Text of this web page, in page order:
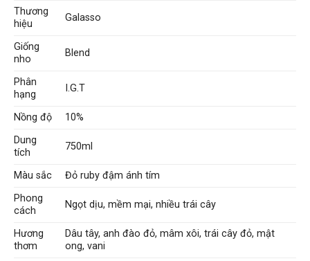
Thương
hiệu
Galasso
Giống
nho
Blend
Phân
hạng
I.G.T
Nồng độ
10%
Dung
tích
750ml
Màu sắc
Đỏ ruby đậm ánh tím
Phong
cách
Ngọt dịu, mềm mại, nhiều trái cây
Hương
thơm
Dâu tây, anh đào đỏ, mâm xôi, trái cây đỏ, mật
ong, vani